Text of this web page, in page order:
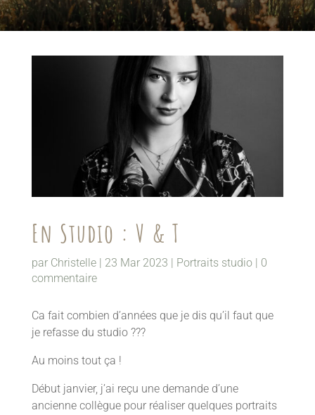
En Studio : V & T
par Christelle| 23 Mar 2023 Portraits studio| 0
commentaire
Ca fait combien d’années que je dis qu’il faut que
je refasse du studio ???
Au moins tout ça !
Début janvier, j’ai reçu une demande d’une
ancienne collègue pour réaliser quelques portraits